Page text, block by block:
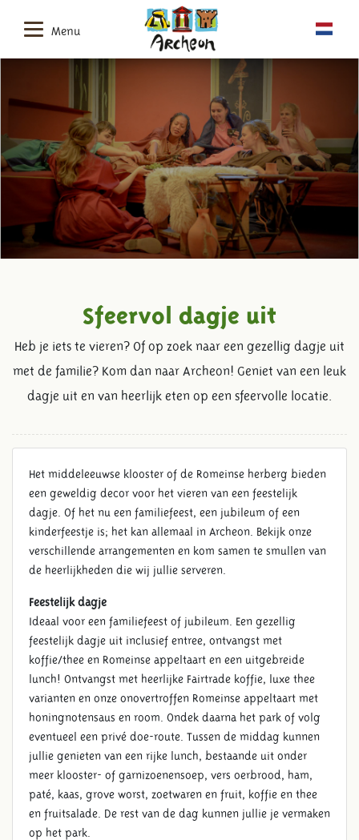
Menu
Sfeervol dagje uit
Heb je iets te vieren? Of op zoek naar een gezellig dagje uit
met de familie? Kom dan naar Archeon! Geniet van een leuk
dagje uit en van heerlijk eten op een sfeervolle locatie.
Het middeleeuwse klooster of de Romeinse herberg bieden
een geweldig decor voor het vieren van een feestelijk
dagje. Of het nu een familiefeest, een jubileum of een
kinderfeestje is; het kan allemaal in Archeon. Bekijk onze
verschillende arrangementen en kom samen te smullen van
de heerlijkheden die wij jullie serveren.
Feestelijk dagje
Ideaal voor een familiefeest of jubileum. Een gezellig
feestelijk dagje uit inclusief entree, ontvangst met
koffie/thee en Romeinse appeltaart en een uitgebreide
lunch! Ontvangst met heerlijke Fairtrade koffie, luxe thee
varianten en onze onovertroffen Romeinse appeltaart met
honingnotensaus en room. Ondek daarna het park of volg
eventueel een privé doe-route. Tussen de middag kunnen
jullie genieten van een rijke lunch, bestaande uit onder
meer klooster- of garnizoenensoep, vers oerbrood, ham,
paté, kaas, grove worst, zoetwaren en fruit, koffie en thee
en fruitsalade. De rest van de dag kunnen jullie je vermaken
op het park.